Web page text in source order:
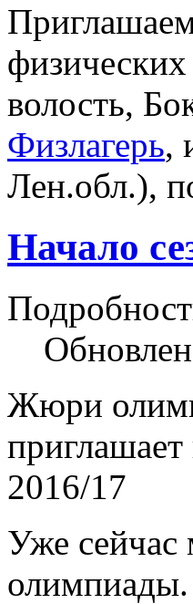
волость,
Физлагерь,
Лен.обл.),
Начало
Жюри
2016/17
Уже сейчас
олимпиады.